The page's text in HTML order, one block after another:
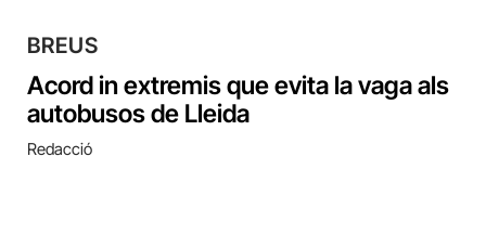
BREUS
Acord in extremis que evita la vaga als
autobusos de Lleida
Redacció